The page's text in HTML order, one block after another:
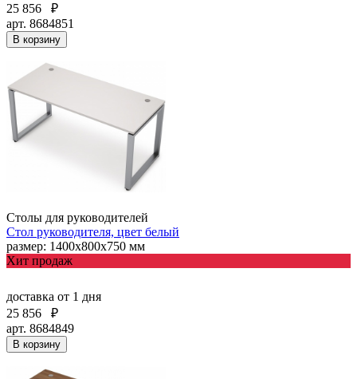
25 856
₽
арт. 8684851
В корзину
Столы для руководителей
Стол руководителя, цвет белый
размер: 1400х800х750 мм
Хит продаж
доставка от 1 дня
25 856
₽
арт. 8684849
В корзину